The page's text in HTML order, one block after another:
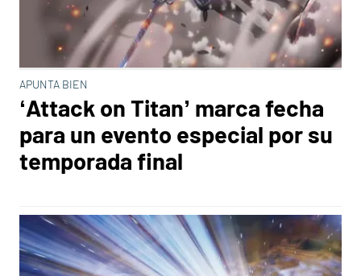
APUNTA BIEN
‘Attack on Titan’ marca fecha
para un evento especial por su
temporada final